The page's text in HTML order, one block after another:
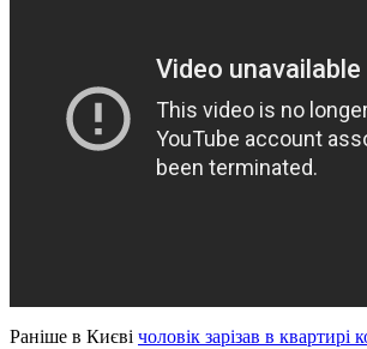
Раніше в Києві чоловік зарізав в